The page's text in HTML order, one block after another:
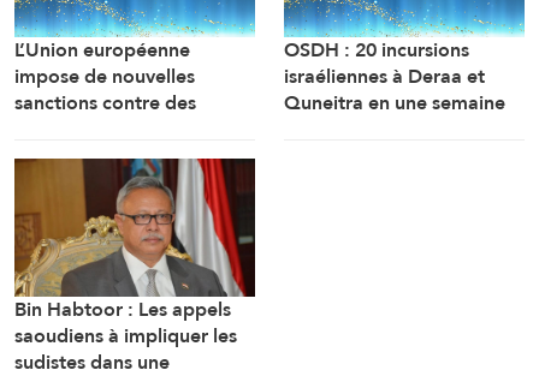
L’Union européenne
impose de nouvelles
sanctions contre des
industries militaires russes.
OSDH : 20 incursions
israéliennes à Deraa et
Quneitra en une semaine
Bin Habtoor : Les appels
saoudiens à impliquer les
sudistes dans une